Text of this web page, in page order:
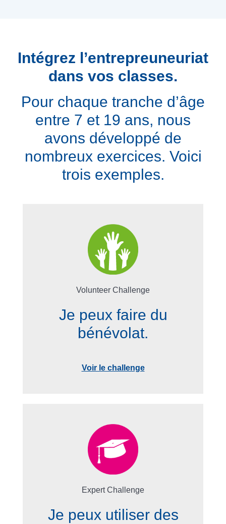
Intégrez l’entrepreuneuriat
dans vos classes.
Pour chaque tranche d’âge
entre 7 et 19 ans, nous
avons développé de
nombreux exercices. Voici
trois exemples.
Volunteer Challenge
Je peux faire du
bénévolat.
Voir le challenge
Expert Challenge
Je peux utiliser des